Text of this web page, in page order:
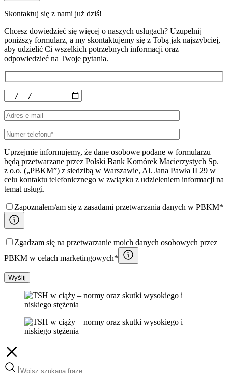
Skontaktuj się z nami już dziś!
Chcesz dowiedzieć się więcej o naszych usługach? Uzupełnij
poniższy formularz, a my skontaktujemy się z Tobą jak najszybciej,
aby udzielić Ci wszelkich potrzebnych informacji oraz
odpowiedzieć na Twoje pytania.
Uprzejmie informujemy, że dane osobowe podane w formularzu
będą przetwarzane przez Polski Bank Komórek Macierzystych Sp.
z o.o. („PBKM”) z siedzibą w Warszawie, Al. Jana Pawła II 29 w
celu kontaktu telefonicznego w związku z udzieleniem informacji na
temat usługi.
Zapoznałem/am się z zasadami przetwarzania danych w PBKM*
Zgadzam się na przetwarzanie moich danych osobowych przez
PBKM w celach marketingowych*
Wyślij